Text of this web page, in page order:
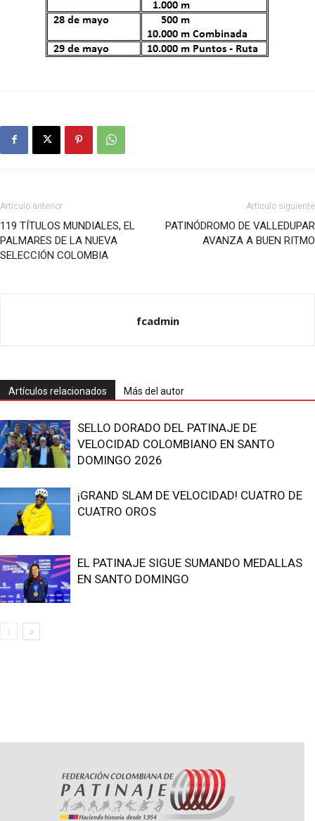
Artículo anterior
119 TÍTULOS MUNDIALES, EL
PALMARES DE LA NUEVA
SELECCIÓN COLOMBIA
Artículo siguiente
PATINÓDROMO DE VALLEDUPAR
AVANZA A BUEN RITMO
fcadmin
Artículos relacionados Más del autor
SELLO DORADO DEL PATINAJE DE
VELOCIDAD COLOMBIANO EN SANTO
DOMINGO 2026
¡GRAND SLAM DE VELOCIDAD! CUATRO DE
CUATRO OROS
EL PATINAJE SIGUE SUMANDO MEDALLAS
EN SANTO DOMINGO